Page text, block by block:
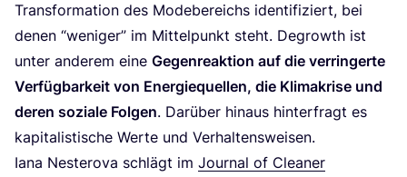
Trans­for­ma­ti­on des Mode­be­reichs iden­ti­fi­ziert, bei
denen “weni­ger” im Mit­tel­punkt steht. Degrowth ist
unter ande­rem eine Gegen­re­ak­ti­on auf die ver­rin­ger­te
Ver­füg­bar­keit von Ener­gie­quel­len, die Kli­ma­kri­se und
deren sozia­le Fol­gen. Dar­über hin­aus hin­ter­fragt es
kapi­ta­lis­ti­sche Wer­te und Verhaltensweisen.
Iana Nes­tero­va schlägt im Jour­nal of Clea­ner